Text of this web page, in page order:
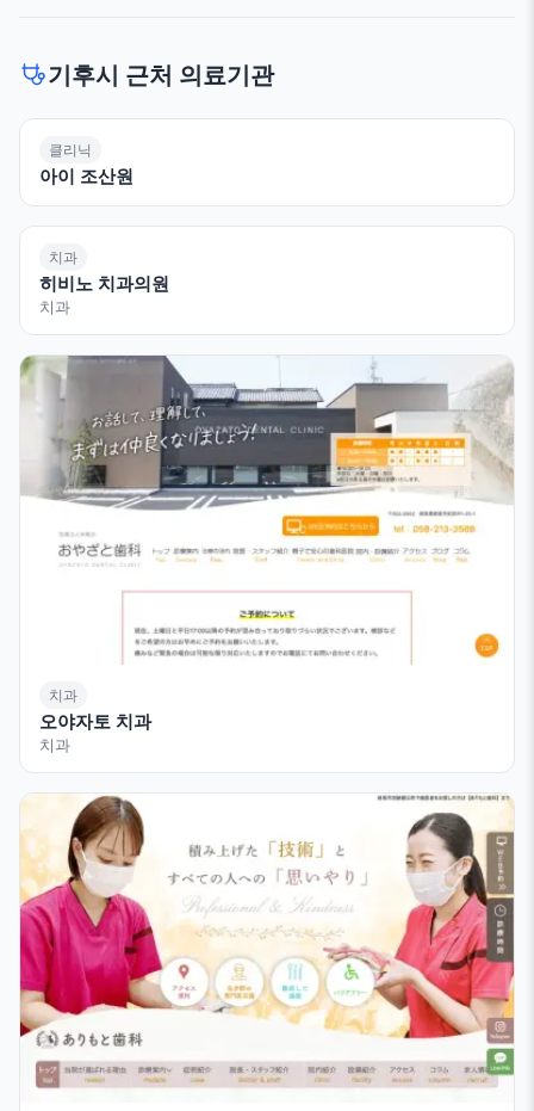
기후시 근처 의료기관
클리닉
아이 조산원
치과
히비노 치과의원
치과
치과
오야자토 치과
치과